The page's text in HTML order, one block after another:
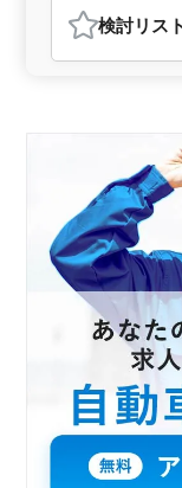
おすすめポイ
〈整備士募集〉
は、整備士さん
修などの仕事を
様々な車両を扱
ており、経験
項＞ 3級自動車
5年以上ある方
で、車通勤も可
通勤手当も支給
リハリのある
動車整備士事業
れています。男
しています。経
り年齢に関係な
検討リスト